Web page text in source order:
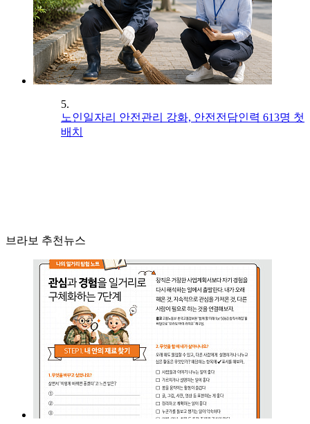
5.
노인일자리 안전관리 강화, 안전전담인력 613명 첫
배치
브라보 추천뉴스